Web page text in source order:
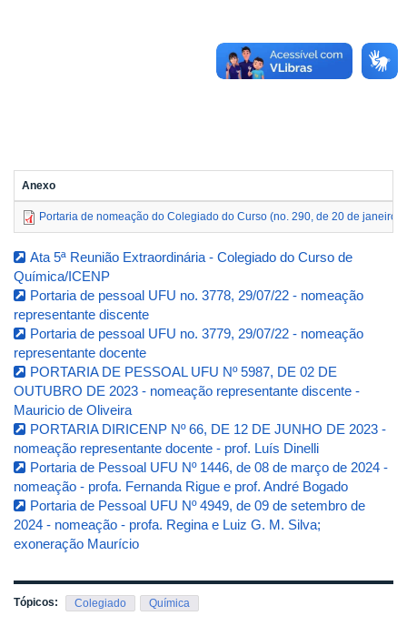
Anexo
Portaria de nomeação do Colegiado do Curso (no. 290, de 20 de janeiro
Ata 5ª Reunião Extraordinária - Colegiado do Curso de
Química/ICENP
Portaria de pessoal UFU no. 3778, 29/07/22 - nomeação
representante discente
Portaria de pessoal UFU no. 3779, 29/07/22 - nomeação
representante docente
PORTARIA DE PESSOAL UFU Nº 5987, DE 02 DE
OUTUBRO DE 2023 - nomeação representante discente -
Mauricio de Oliveira
PORTARIA DIRICENP Nº 66, DE 12 DE JUNHO DE 2023 -
nomeação representante docente - prof. Luís Dinelli
Portaria de Pessoal UFU Nº 1446, de 08 de março de 2024 -
nomeação - profa. Fernanda Rigue e prof. André Bogado
Portaria de Pessoal UFU Nº 4949, de 09 de setembro de
2024 - nomeação - profa. Regina e Luiz G. M. Silva;
exoneração Maurício
Tópicos: Colegiado Química